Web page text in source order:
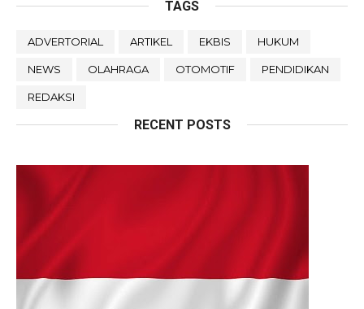
TAGS
ADVERTORIAL ARTIKEL EKBIS HUKUM
NEWS OLAHRAGA OTOMOTIF PENDIDIKAN
REDAKSI
RECENT POSTS